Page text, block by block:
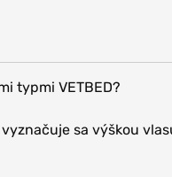
typmi VETBED?
sa výškou